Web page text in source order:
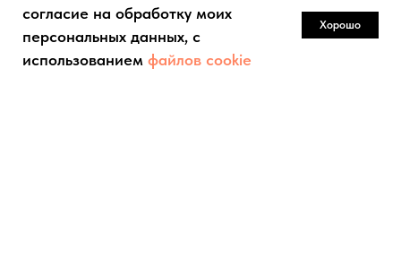
согласие на обработку моих
персональных данных, с
использованием файлов cookie
Хорошо
согласие на обработку моих
персональных данных, с
использованием файлов cookie
Хорошо
согласие на обработку моих
персональных данных, с
использованием файлов cookie
Хорошо